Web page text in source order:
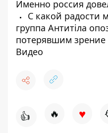
Именно россия
С какой радости
группа Антитіла
потерявшим
Видео
👍 🔥 ♥